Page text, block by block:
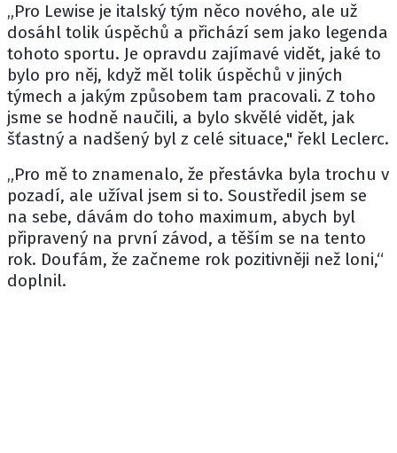
„Pro Lewise je italský tým něco nového, ale už
dosáhl tolik úspěchů a přichází sem jako legenda
tohoto sportu. Je opravdu zajímavé vidět, jaké to
bylo pro něj, když měl tolik úspěchů v jiných
týmech a jakým způsobem tam pracovali. Z toho
jsme se hodně naučili, a bylo skvělé vidět, jak
šťastný a nadšený byl z celé situace," řekl Leclerc.
„Pro mě to znamenalo, že přestávka byla trochu v
pozadí, ale užíval jsem si to. Soustředil jsem se
na sebe, dávám do toho maximum, abych byl
připravený na první závod, a těším se na tento
rok. Doufám, že začneme rok pozitivněji než loni,“
doplnil.